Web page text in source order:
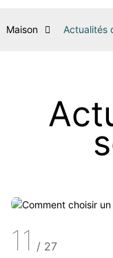
Maison Actualités
11 / 27